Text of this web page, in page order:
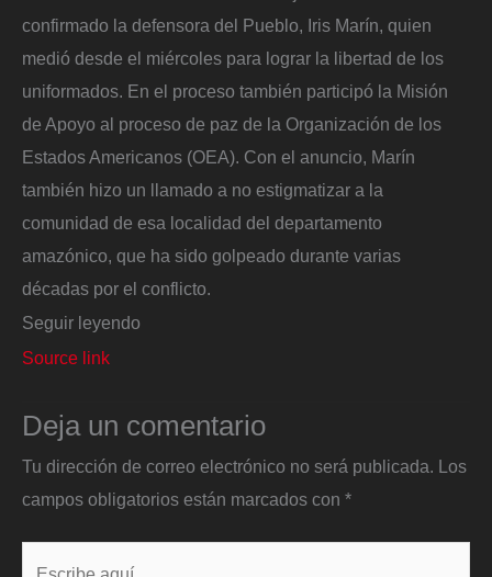
confirmado la defensora del Pueblo, Iris Marín, quien
medió desde el miércoles para lograr la libertad de los
uniformados. En el proceso también participó la Misión
de Apoyo al proceso de paz de la Organización de los
Estados Americanos (OEA). Con el anuncio, Marín
también hizo un llamado a no estigmatizar a la
comunidad de esa localidad del departamento
amazónico, que ha sido golpeado durante varias
décadas por el conflicto.
Seguir leyendo
Source link
Deja un comentario
Tu dirección de correo electrónico no será publicada. Los
campos obligatorios están marcados con *